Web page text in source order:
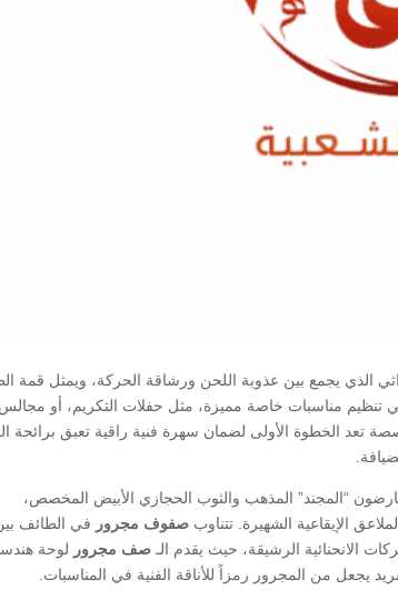
الذي يجمع بين عذوبة اللحن ورشاقة الحركة، ويمثل قمة
تنظيم مناسبات خاصة مميزة، مثل حفلات التكريم، أو مجالس
تعد الخطوة الأولى لضمان سهرة فنية راقية تعبق برائحة
“المجند” المذهب والثوب الحجازي الأبيض المخصص،
الإيقاعية الشهيرة. تتناوب صفوف مجرور في الطائف
الانحنائية الرشيقة، حيث يقدم الـ صف مجرور لوحة
يجعل من المجرور رمزاً للأناقة الفنية في المناسبات.